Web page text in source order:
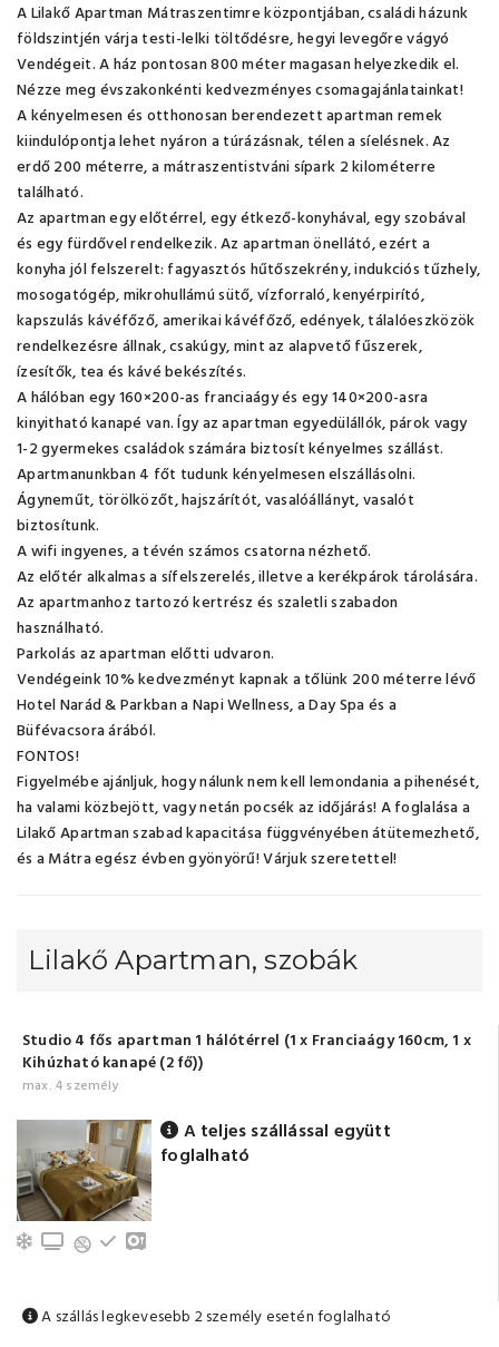
A Lilakő Apartman Mátraszentimre központjában, családi házunk
földszintjén várja testi-lelki töltődésre, hegyi levegőre vágyó
Vendégeit. A ház pontosan 800 méter magasan helyezkedik el.
Nézze meg évszakonkénti kedvezményes csomagajánlatainkat!
A kényelmesen és otthonosan berendezett apartman remek
kiindulópontja lehet nyáron a túrázásnak, télen a síelésnek. Az
erdő 200 méterre, a mátraszentistváni sípark 2 kilométerre
található.
Az apartman egy előtérrel, egy étkező-konyhával, egy szobával
és egy fürdővel rendelkezik. Az apartman önellátó, ezért a
konyha jól felszerelt: fagyasztós hűtőszekrény, indukciós tűzhely,
mosogatógép, mikrohullámú sütő, vízforraló, kenyérpirító,
kapszulás kávéfőző, amerikai kávéfőző, edények, tálalóeszközök
rendelkezésre állnak, csakúgy, mint az alapvető fűszerek,
ízesítők, tea és kávé bekészítés.
A hálóban egy 160×200-as franciaágy és egy 140×200-asra
kinyitható kanapé van. Így az apartman egyedülállók, párok vagy
1-2 gyermekes családok számára biztosít kényelmes szállást.
Apartmanunkban 4 főt tudunk kényelmesen elszállásolni.
Ágyneműt, törölközőt, hajszárítót, vasalóállányt, vasalót
biztosítunk.
A wifi ingyenes, a tévén számos csatorna nézhető.
Az előtér alkalmas a sífelszerelés, illetve a kerékpárok tárolására.
Az apartmanhoz tartozó kertrész és szaletli szabadon
használható.
Parkolás az apartman előtti udvaron.
Vendégeink 10% kedvezményt kapnak a tőlünk 200 méterre lévő
Hotel Narád & Parkban a Napi Wellness, a Day Spa és a
Büfévacsora árából.
FONTOS!
Figyelmébe ajánljuk, hogy nálunk nem kell lemondania a pihenését,
ha valami közbejött, vagy netán pocsék az időjárás! A foglalása a
Lilakő Apartman szabad kapacitása függvényében átütemezhető,
és a Mátra egész évben gyönyörű! Várjuk szeretettel!
Lilakő Apartman, szobák
Studio 4 fős apartman 1 hálótérrel (1 x Franciaágy 160cm, 1 x
Kihúzható kanapé (2 fő))
max. 4 személy
Légkondicionálás
TV Földszinti
A teljes szállással együtt
foglalható
A szállás legkevesebb 2 személy esetén foglalható